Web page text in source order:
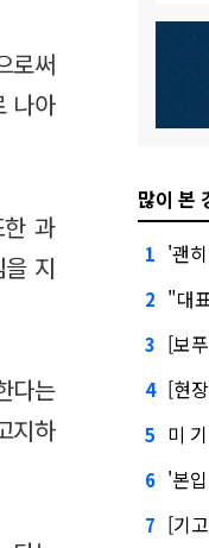
로써
나아
과
지
다는
지하
많이 본
1 '괜히
2 "대표
3 [보푸
4 [현장
5 미 기
6 '본입
7 [기고